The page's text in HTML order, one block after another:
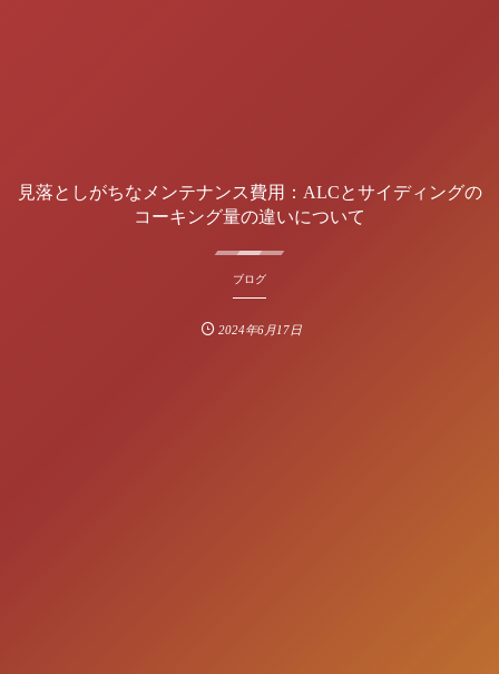
見落としがちなメンテナンス費用：ALCとサイディングの
コーキング量の違いについて
ブログ
2024年6月17日